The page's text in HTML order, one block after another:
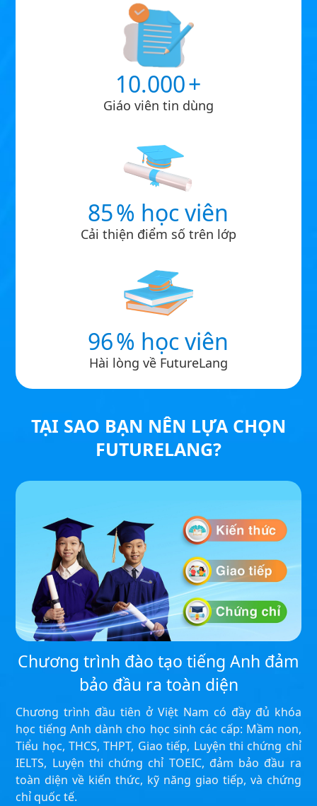
10.000+
Giáo viên tin dùng
85% học viên
Cải thiện điểm số trên lớp
96% học viên
Hài lòng về FutureLang
TẠI SAO BẠN NÊN LỰA CHỌN
FUTURELANG?
Chương trình đào tạo tiếng Anh đảm
bảo đầu ra toàn diện
Chương trình đầu tiên ở Việt Nam có đầy đủ khóa
học tiếng Anh dành cho học sinh các cấp: Mầm non,
Tiểu học, THCS, THPT, Giao tiếp, Luyện thi chứng chỉ
IELTS, Luyện thi chứng chỉ TOEIC, đảm bảo đầu ra
toàn diện về kiến thức, kỹ năng giao tiếp, và chứng
chỉ quốc tế.